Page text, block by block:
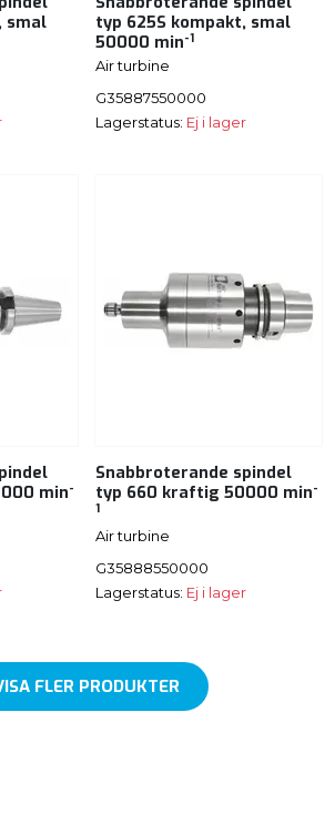
smal
typ 625S kompakt, smal
50000 min-1
Air turbine
G35887550000
Lagerstatus: Ej i lager
min-
Snabbroterande spindel
typ 660 kraftig 50000 min-
1
Air turbine
G35888550000
Lagerstatus: Ej i lager
FLER PRODUKTER